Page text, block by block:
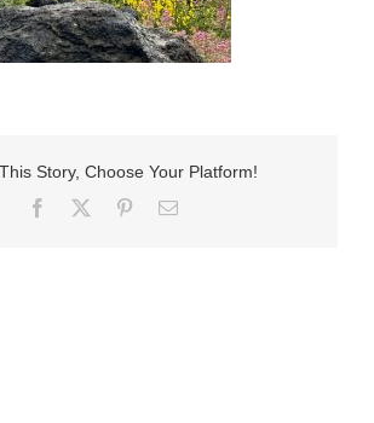
Story, Choose Your Platform!
Facebook
Pinterest
E-